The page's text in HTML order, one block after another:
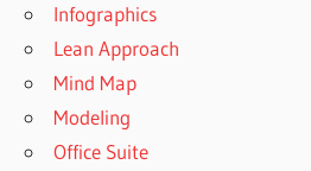
Infographics
Lean Approach
Mind Map
Modeling
Office Suite